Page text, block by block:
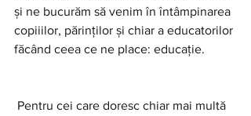
și ne bucurăm să venim în întâmpinarea
copiiilor, părinților și chiar a educatorilor
făcând ceea ce ne place: educație.